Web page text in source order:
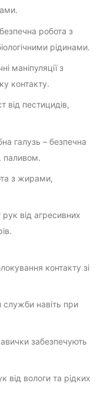
робота з
рідинами.
маніпуляції з
контакту.
від пестицидів,
галузь – безпечна
паливом.
з жирами,
рук від агресивних
контакту зі
служби навіть при
забезпечують
від вологи та рідких